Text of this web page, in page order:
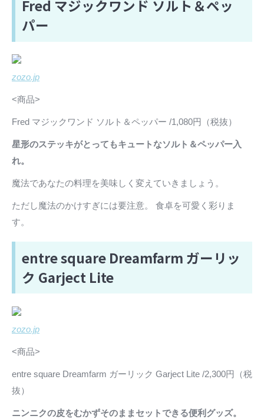
Fred マジックワンド ソルト＆ペッ
パー
zozo.jp
<商品>
Fred マジックワンド ソルト＆ペッパー /1,080円（税抜）
星形のステッキがとってもキュートなソルト＆ペッパー入
れ。
魔法であなたの料理を美味しく変えていきましょう。
ただし魔法のかけすぎには要注意。 食卓を可愛く彩りま
す。
entre square Dreamfarm ガーリッ
ク Garject Lite
zozo.jp
<商品>
entre square Dreamfarm ガーリック Garject Lite /2,300円（税
抜）
ニンニクの皮をむかずそのままセットできる便利グッズ。